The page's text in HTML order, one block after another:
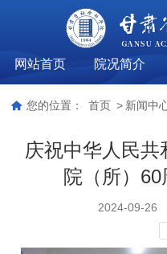
网站首页 院况简介
您的位置： 首页 > 新闻中
庆祝中华人民共
院（所）
2024-09-26